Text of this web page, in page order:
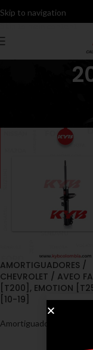
Skip to navigation
Skip to main content
AMORTIGUADORES /
CHEVROLET / AVEO
[T200], EMOTION
[10-19]
Amortiguadores